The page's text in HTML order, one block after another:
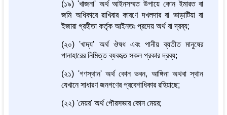
(১৯) 'খাজনা' অর্থ আইনসম্মত উপায়ে কোন ইমারত বা
জমি অধিকারে রাখিবার কারণে দখলদার বা ভাড়াটিয়া বা
ইজারা গ্রহীতা কর্তৃক আইনতঃ প্রদেয় অর্থ বা দ্রব্য;
(২০) 'খাদ্য' অর্থ ঔষধ এবং পানীয় ব্যতীত মানুষের
পানাহারের নিমিত্ত ব্যবহৃত সকল প্রকার দ্রব্য;
(২১) 'গণস্থান' অর্থ কোন ভবন, আঙ্গিনা অথবা স্থান
যেখানে সাধারণ জনগণের প্রবেশাধিকার রহিয়াছে;
(২২) 'মেয়র' অর্থ পৌরসভার কোন মেয়র;